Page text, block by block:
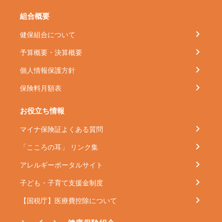
組合概要
健保組合について
予算概要・決算概要
個人情報保護方針
保険料月額表
お役立ち情報
マイナ保険証よくある質問
「こころの耳」 リンク集
アレルギーポータルサイト
子ども・子育て支援金制度
【国税庁】医療費控除について